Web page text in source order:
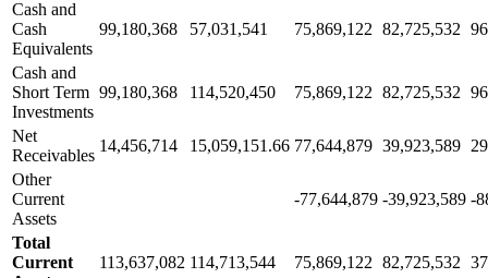
Cash and
Cash
Equivalents
99,180,368 57,031,541 75,869,122 82,725,532
Cash and
Short Term
Investments
99,180,368 114,520,450 75,869,122 82,725,532
Net
Receivables
14,456,714 15,059,151.66 77,644,879 39,923,589
Other
Current
Assets
-77,644,879 -39,923,589 -
Total
Current
113,637,082 114,713,544 75,869,122 82,725,532